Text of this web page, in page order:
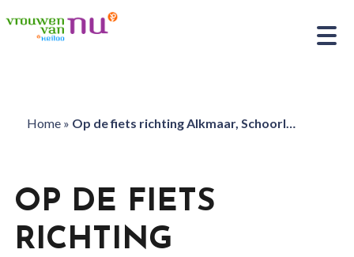
Home» Op de fiets richting Alkmaar, Schoorl…
OP DE FIETS
RICHTING